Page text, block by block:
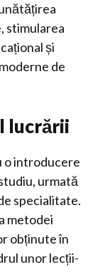
stimularea
și
de
lucrării
o introducere
urmată
specialitate.
metodei
obținute în
unor lecții-